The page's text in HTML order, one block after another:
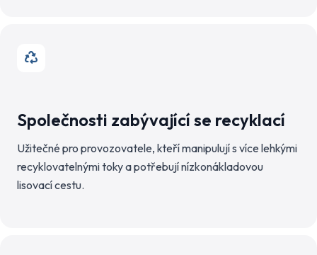
Společnosti zabývající se recyklací
Užitečné pro provozovatele, kteří manipulují s více lehkými
recyklovatelnými toky a potřebují nízkonákladovou
lisovací cestu.